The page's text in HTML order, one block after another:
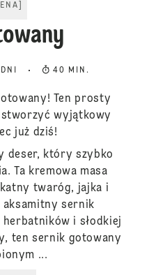
40 MIN.
Ten prosty
wyjątkowy
już dziś!
deser, który szybko
Ta kremowa masa
twaróg, jajka i
sernik
i słodkiej
ten sernik gotowany
...